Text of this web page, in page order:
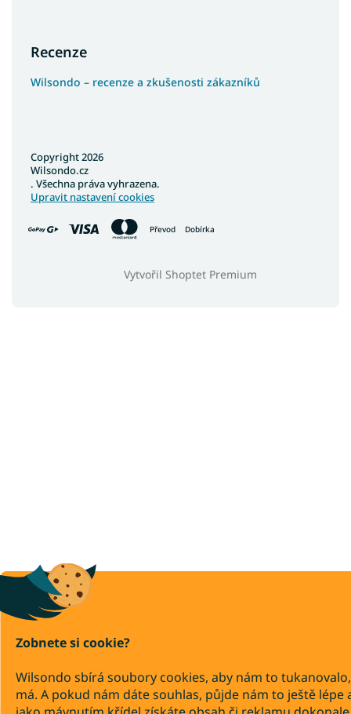
Zobnete si cookie?
Wilsondo sbírá soubory cookies, aby nám to
má. A pokud nám dáte souhlas, půjde nám to ještě lépe
Recenze
Wilsondo – recenze a zkušenosti zákazníků
Převod Dobírka
Vytvořil Shoptet Premium
Copyright 2026
Wilsondo.cz
. Všechna práva vyhrazena.
Upravit nastavení cookies